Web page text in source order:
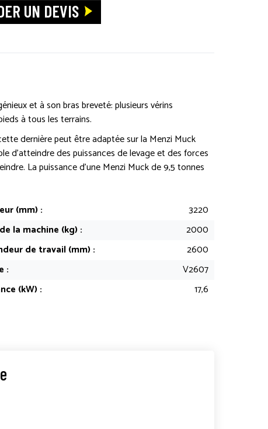
UN DEVIS
et à son bras breveté: plusieurs vérins
à tous les terrains.
dernière peut être adaptée sur la Menzi Muck
d’atteindre des puissances de levage et des forces
La puissance d’une Menzi Muck de 9,5 tonnes
(mm) :
3220
la machine (kg) :
2000
de travail (mm) :
2600
:
V2607
(kW) :
17,6